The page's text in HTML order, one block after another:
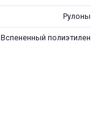
Рулоны
Вспененный полиэтилен